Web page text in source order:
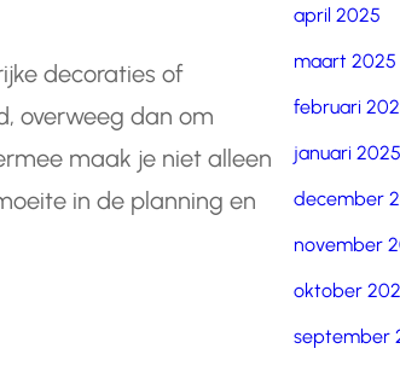
decoraties of
overweeg dan om
maak je niet alleen
in de planning en
april 2025
maart 2025
februari
januari 2025
december
november
oktober
september